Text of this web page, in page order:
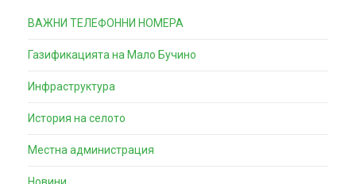
ВАЖНИ ТЕЛЕФОННИ НОМЕРА
Газификацията на Мало Бучино
Инфраструктура
История на селото
Местна администрация
Новини